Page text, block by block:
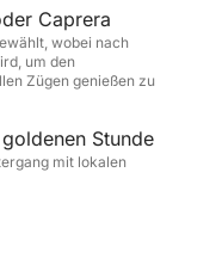
exklusiven und
kleine
– diese Tour
perfekte Weise.
Herzen der Costa
Caprera
wobei nach
um den
Zügen genießen zu
Stunde
mit lokalen